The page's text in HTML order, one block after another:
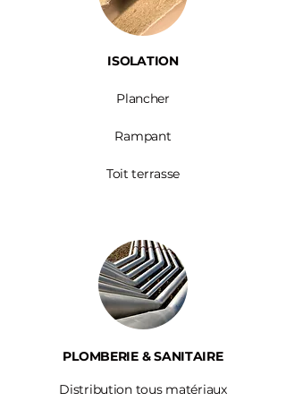
ISOLATION
Plancher
Rampant
Toit terrasse
PLOMBERIE & SANITAIRE
Distribution tous matériaux